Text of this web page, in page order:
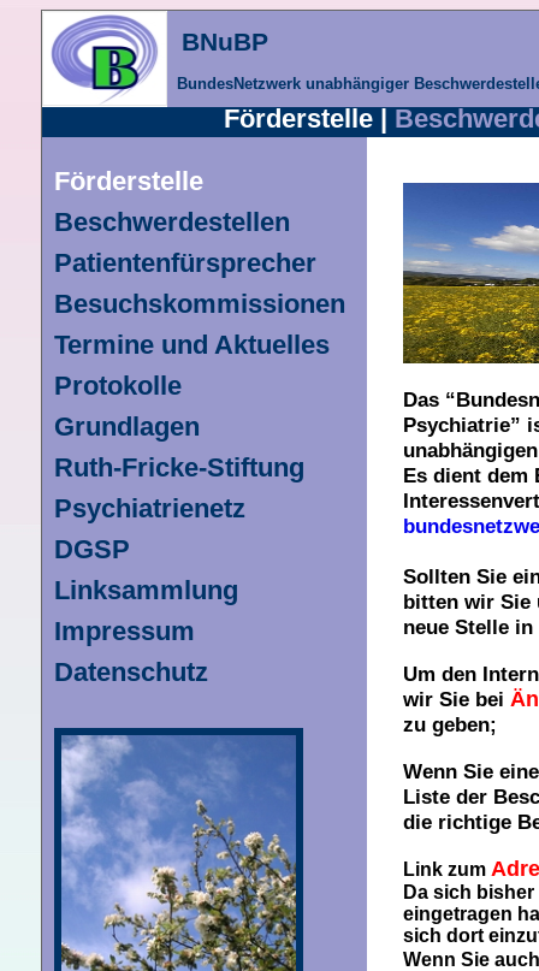
BNuBP
BundesNetzwerk unabhängiger
Förderstelle |
Förderstelle
Beschwerdestellen
Patientenfürsprecher
Besuchskommissionen
Termine und Aktuelles
Protokolle
Grundlagen
Ruth-Fricke-Stiftung
Psychiatrienetz
DGSP
Linksammlung
Impressum
Datenschutz
Das
Psychiatrie”
Es dient dem
Sollten Sie
bitten wir Sie
neue Stelle
Um den
wir Sie bei
zu geben;
Wenn Sie
Liste der
die richtige
Link zum
Da sich
eingetragen
sich dort
Wenn Sie